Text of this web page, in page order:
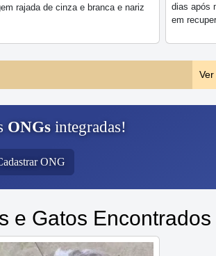
rajada de cinza e branca e nariz
dias após
em
ONGs integradas!
ONG
e Gatos Encontrados